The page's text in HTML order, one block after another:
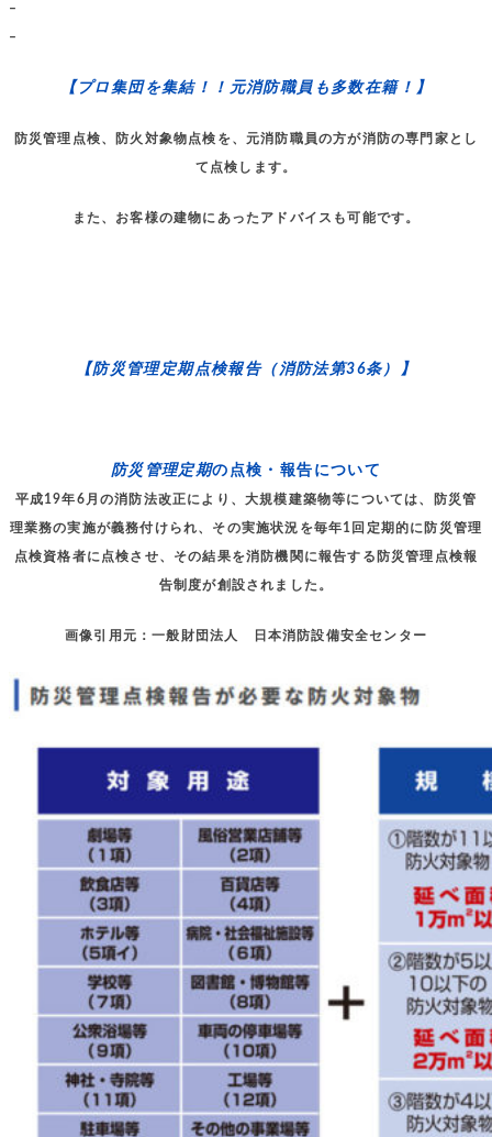
–
–
【プロ集団を集結！！元消防職員も多数在籍！】
防災管理点検、防火対象物点検を、元消防職員の方が消防の専門家とし
て点検します。
また、お客様の建物にあったアドバイスも可能です。
【防災管理定期点検報告（消防法第36条）】
防災管理定期の点検・報告について
平成19年6月の消防法改正により、大規模建築物等については、防災管
理業務の実施が義務付けられ、その実施状況を毎年1回定期的に防災管理
点検資格者に点検させ、その結果を消防機関に報告する防災管理点検報
告制度が創設されました。
画像引用元：一般財団法人 日本消防設備安全センター